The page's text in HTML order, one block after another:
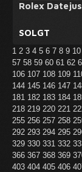
Rolex
SOLGT
1 2 3 4 5 6 7 8 9 10
57 58 59 60 61 62
106 107 108 109
144 145 146 147
181 182 183 184
218 219 220 221
255 256 257 258
292 293 294 295
329 330 331 332
366 367 368 369
403 404 405 406